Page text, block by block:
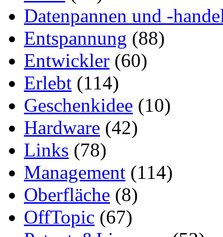
Datenpannen und -
Entspannung (88)
Entwickler (60)
Erlebt (114)
Geschenkidee (10)
Hardware (42)
Links (78)
Management (114)
Oberfläche (8)
OffTopic (67)